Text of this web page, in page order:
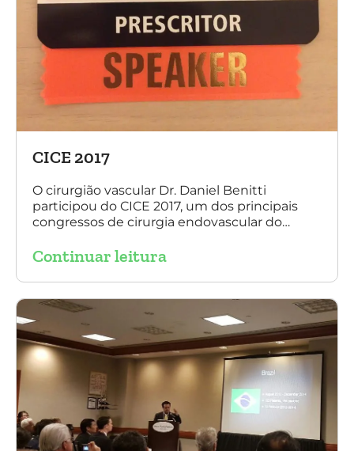
CICE 2017
O cirurgião vascular Dr. Daniel Benitti
participou do CICE 2017, um dos principais
congressos de cirurgia endovascular do
sobre a experiência brasileira no tratamento
multilayer. Mais de 200 pacientes operados
sem nenhum caso de paraplegia!
Continuar leitura